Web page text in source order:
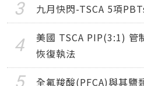
九月快閃-TSCA 5項
美國 TSCA PIP(3:1) 管
恢復執法
全氟羧酸(PFCA)與其鹽